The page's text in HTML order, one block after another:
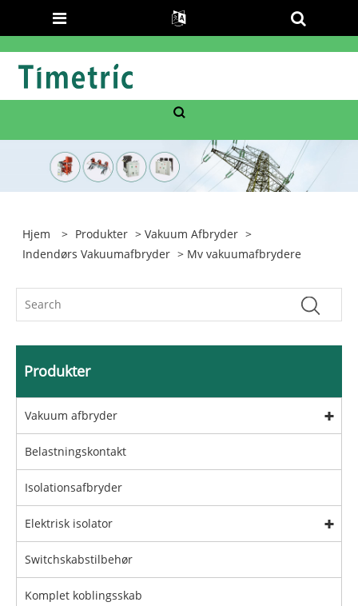
Hjem > Produkter >Vakuum Afbryder >
Indendørs Vakuumafbryder > Mv vakuumafbrydere
Produkter
Vakuum afbryder
Belastningskontakt
Isolationsafbryder
Elektrisk isolator
Switchskabstilbehør
Komplet koblingsskab